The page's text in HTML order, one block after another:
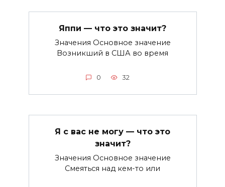
Яппи — что это значит?
Значения Основное значение
Возникший в США во время
0 32
Я с вас не могу — что это
значит?
Значения Основное значение
Смеяться над кем-то или